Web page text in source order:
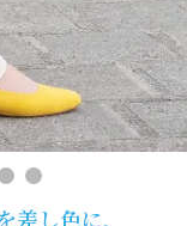
差し色に、